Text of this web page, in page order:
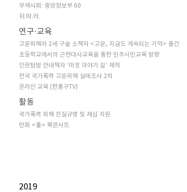
무색사회: 중앙정보부 60
뒤.따.라.
연구·교육
고문피해자 2세 구술 소책자 <고문, 지금도 계속되는 기억> 출간
초등학교에서의 근현대사교육을 통한 민주시민교육 방향
인권탐방 안내책자 ‘마포 이야기 길’ 제작
전국 국가폭력 고문피해 실태조사 2차
온라인 교육 (한홍구TV)
활동
국가폭력 피해 진실규명 및 재심 지원
만화 <홀> 북콘서트
2019